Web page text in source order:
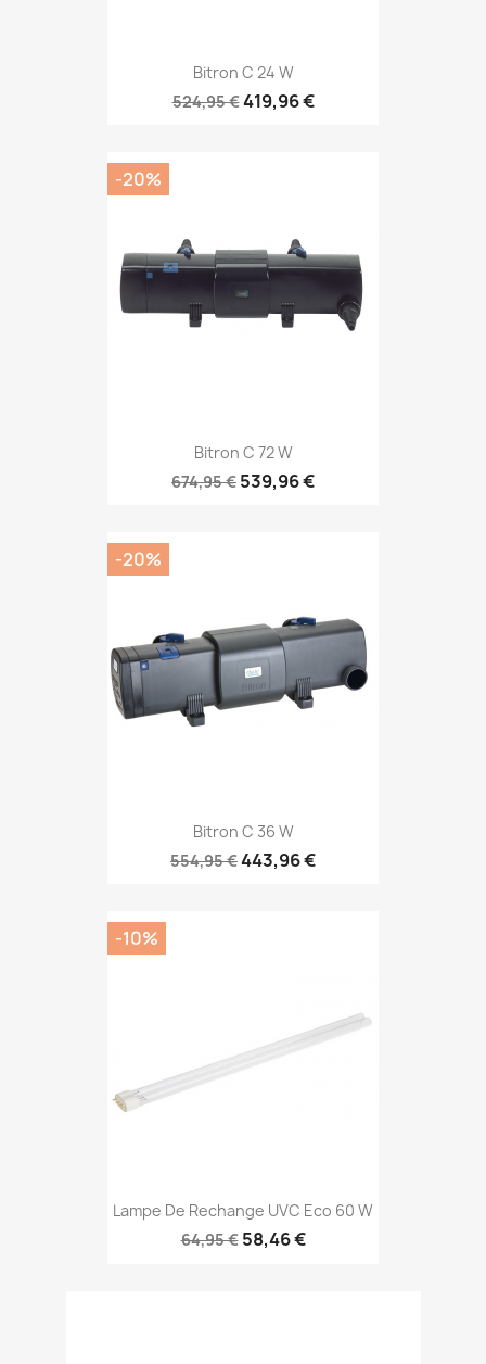
Bitron C 24 W
524,95 €419,96 €
Bitron C 72 W
674,95 € 539,96 €
-20%
Bitron C 36 W
554,95 €443,96 €
-20%
Lampe De Rechange UVC Eco 60 W
64,95 € 58,46 €
-10%